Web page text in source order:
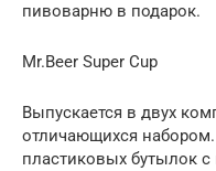
пивоварню в подарок.
Mr.Beer Super Cup
Выпускается в двух
отличающихся
пластиковых бутылок